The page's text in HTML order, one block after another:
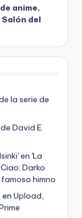
anime,
del
la serie de
David E.
en 'La
Darko
himno
en Upload,